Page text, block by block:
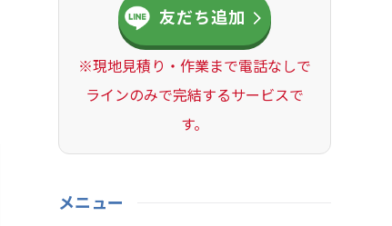
友だち追加
※現地見積り・作業まで電話なしで
ラインのみで完結するサービスで
す。
メニュー